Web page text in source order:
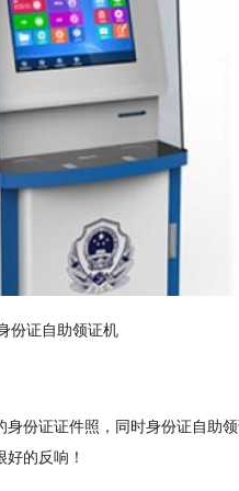
份证自助领证机
证证件照，同时身份证自助
的反响！